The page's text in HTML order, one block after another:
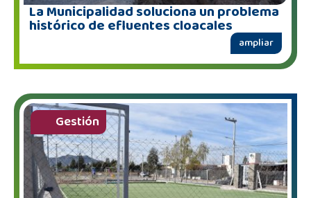
La Municipalidad soluciona un problema
histórico de efluentes cloacales
ampliar
Gestión